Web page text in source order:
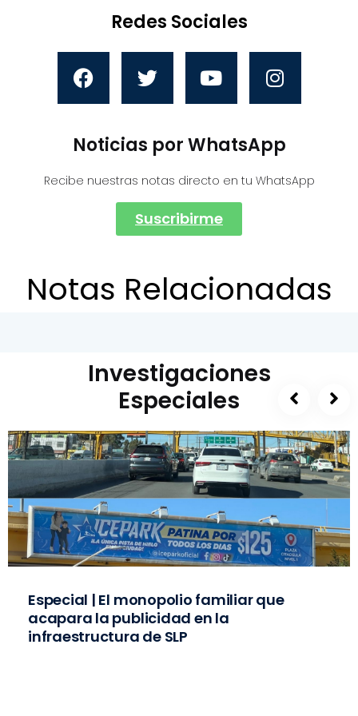
Redes Sociales
Noticias por WhatsApp
Recibe nuestras notas directo en tu WhatsApp
Suscribirme
Notas Relacionadas
Investigaciones
Especiales
Especial | El monopolio familiar que
acapara la publicidad en la
infraestructura de SLP